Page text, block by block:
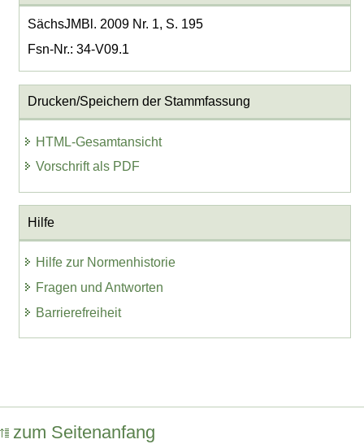
SächsJMBl. 2009 Nr. 1, S. 195
Fsn-Nr.: 34-V09.1
Drucken/Speichern der Stammfassung
HTML-Gesamtansicht
Vorschrift als PDF
Hilfe
Hilfe zur Normenhistorie
Fragen und Antworten
Barrierefreiheit
zum Seitenanfang